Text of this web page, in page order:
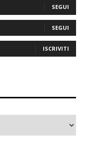
SEGUI
SEGUI
ISCRIVITI